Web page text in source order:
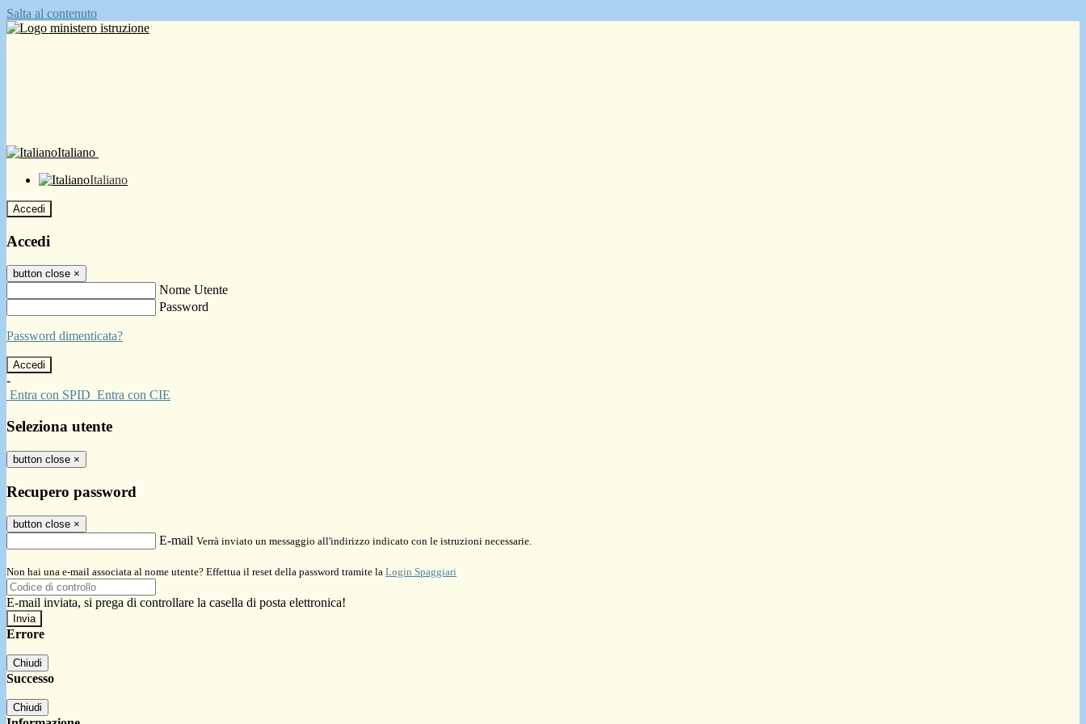
Salta al contenuto
Italiano
Italiano
Accedi
Accedi
button close ×
Nome Utente
Password
Password dimenticata?
-
Entra con SPID Entra con CIE
Seleziona utente
button close ×
Recupero password
button close ×
E-mail Verrà inviato un messaggio all'indirizzo indicato con le istruzioni necessarie.
Non hai una e-mail associata al nome utente? Effettua il reset della password tramite la Login Spaggiari
E-mail inviata, si prega di controllare la casella di posta elettronica!
Errore
Chiudi
Successo
Chiudi